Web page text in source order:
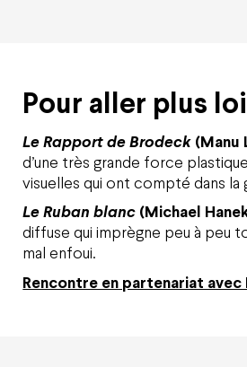
Pour aller plus
Le Rapport de Brodeck (Manu
d’une très grande force
visuelles qui ont compté dans la
Le Ruban blanc (Michael
diffuse qui imprègne peu à peu
mal enfoui.
Rencontre en partenariat avec